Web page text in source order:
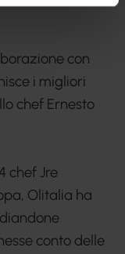
con
i migliori
chef Ernesto
chef Jre
Olitalia ha
conto delle